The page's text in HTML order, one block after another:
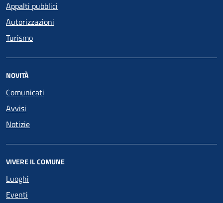
Appalti pubblici
Autorizzazioni
Turismo
NOVITÀ
Comunicati
Avvisi
Notizie
VIVERE IL COMUNE
Luoghi
Eventi